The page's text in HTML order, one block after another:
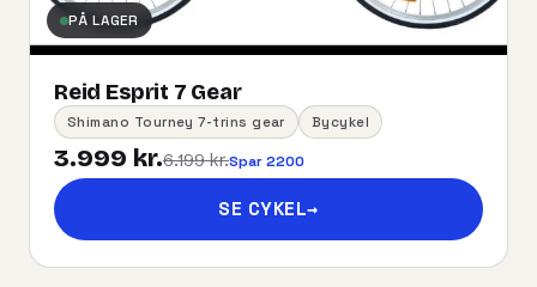
PÅ LAGER
Reid Esprit 7 Gear
Shimano Tourney 7-trins gear Bycykel
3.999 kr.6.199 kr.Spar 2200
SE CYKEL→